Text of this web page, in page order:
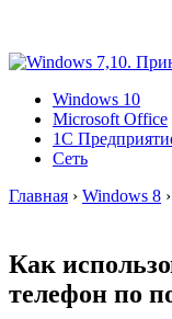
Windows 10
Microsoft Office
1C
Сеть
Главная › Windows 8 ›
Как
телефон по